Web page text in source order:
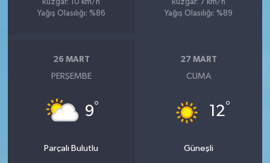
Rüzgar: 10 km/h
Yağış Olasılığı: %86
Rüzgar: 7 km/h
Yağış Olasılığı: %89
26 MART
PERŞEMBE
9°
Parçalı Bulutlu
27 MART
CUMA
12°
Güneşli